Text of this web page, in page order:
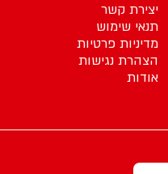
יצירת קשר
תנאי שימוש
מדיניות פרטיות
הצהרת נגישות
אודות